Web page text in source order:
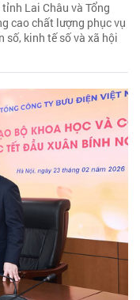
Lai Châu và Tổng
cao chất lượng phục vụ
số, kinh tế số và xã hội